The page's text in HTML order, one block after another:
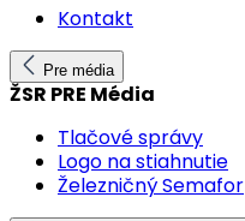
Kontakt
Pre média
ŽSR PRE Média
Tlačové správy
Logo na stiahnutie
Železničný Semafor